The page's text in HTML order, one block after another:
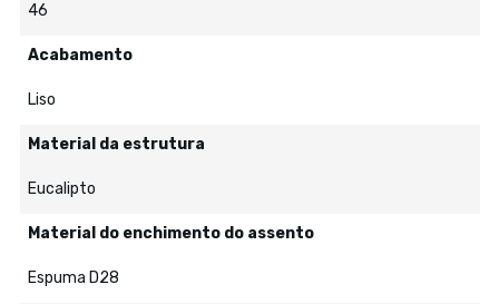
46
Acabamento
Liso
Material da estrutura
Eucalipto
Material do enchimento do assento
Espuma D28